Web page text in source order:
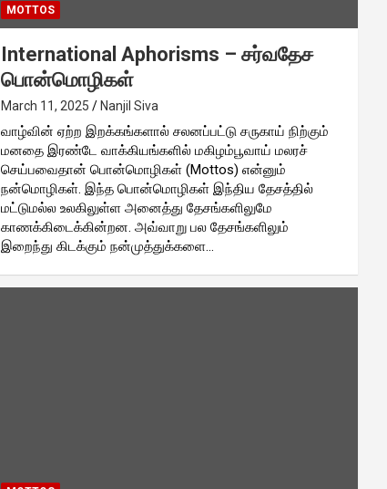
MOTTOS
International Aphorisms – சர்வதேச
பொன்மொழிகள்
March 11, 2025 Nanjil Siva
வாழ்வின் ஏற்ற இறக்கங்களால் சலனப்பட்டு சருகாய் நிற்கும்
மனதை இரண்டே வாக்கியங்களில் மகிழம்பூவாய் மலரச்
செய்பவைதான் பொன்மொழிகள் (Mottos) என்னும்
நன்மொழிகள். இந்த பொன்மொழிகள் இந்திய தேசத்தில்
மட்டுமல்ல உலகிலுள்ள அனைத்து தேசங்களிலுமே
காணக்கிடைக்கின்றன. அவ்வாறு பல தேசங்களிலும்
இறைந்து கிடக்கும் நன்முத்துக்களை…